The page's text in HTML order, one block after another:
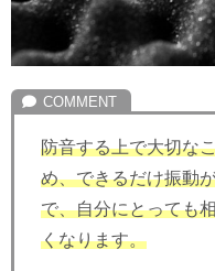
防音する上で大切な
め、できるだけ振動
で、自分にとっても
くなります。